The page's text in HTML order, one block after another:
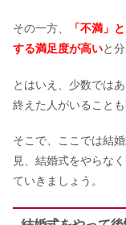
その一方、
「不満」
する満足度が高いと
とはいえ、少数では
終えた人がいることも
そこで、ここでは結
見、結婚式をやらな
ていきましょう。